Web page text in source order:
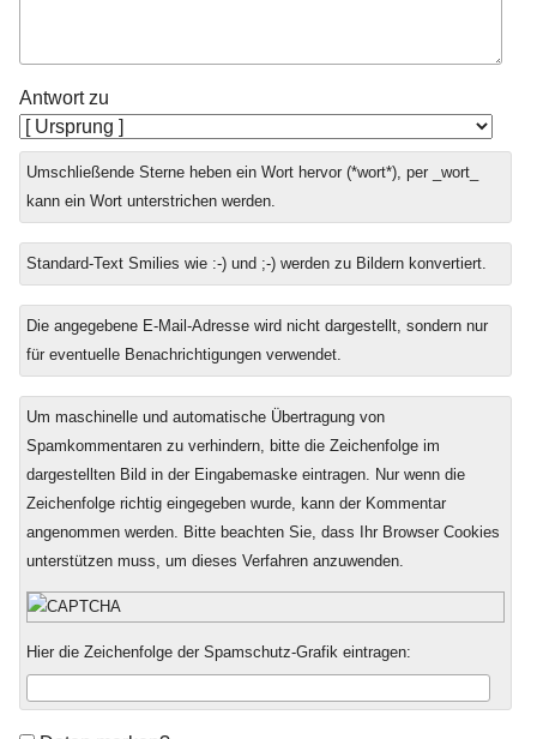
Antwort zu
Umschließende Sterne heben ein Wort hervor (*wort*), per _wort_
kann ein Wort unterstrichen werden.
Standard-Text Smilies wie :-) und ;-) werden zu Bildern konvertiert.
Die angegebene E-Mail-Adresse wird nicht dargestellt, sondern nur
für eventuelle Benachrichtigungen verwendet.
Um maschinelle und automatische Übertragung von
Spamkommentaren zu verhindern, bitte die Zeichenfolge im
dargestellten Bild in der Eingabemaske eintragen. Nur wenn die
Zeichenfolge richtig eingegeben wurde, kann der Kommentar
angenommen werden. Bitte beachten Sie, dass Ihr Browser Cookies
unterstützen muss, um dieses Verfahren anzuwenden.
Hier die Zeichenfolge der Spamschutz-Grafik eintragen: